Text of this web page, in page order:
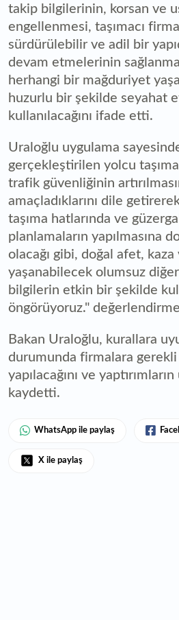
takip bilgilerinin, korsan ve
engellenmesi, taşımacı
sürdürülebilir ve adil bir
devam etmelerinin
herhangi bir mağduriyet
huzurlu bir şekilde seyahat
kullanılacağını ifade etti.
Uraloğlu uygulama
gerçekleştirilen yolcu
trafik güvenliğinin
amaçladıklarını dile
taşıma hatlarında ve
planlamaların yapılmasına
olacağı gibi, doğal afet,
yaşanabilecek olumsuz
bilgilerin etkin bir şekilde
öngörüyoruz."
Bakan Uraloğlu, kurallara
durumunda firmalara gerekli
yapılacağını ve
kaydetti.
WhatsApp ile paylaş
X ile paylaş